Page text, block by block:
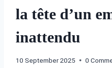
la tête d’un
inattendu
10 September 2025 0